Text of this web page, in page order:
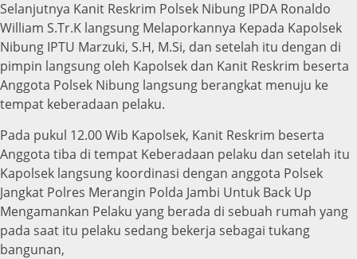
Selanjutnya Kanit Reskrim Polsek Nibung IPDA Ronaldo
William S.Tr.K langsung Melaporkannya Kepada Kapolsek
Nibung IPTU Marzuki, S.H, M.Si, dan setelah itu dengan di
pimpin langsung oleh Kapolsek dan Kanit Reskrim beserta
Anggota Polsek Nibung langsung berangkat menuju ke
tempat keberadaan pelaku.
Pada pukul 12.00 Wib Kapolsek, Kanit Reskrim beserta
Anggota tiba di tempat Keberadaan pelaku dan setelah itu
Kapolsek langsung koordinasi dengan anggota Polsek
Jangkat Polres Merangin Polda Jambi Untuk Back Up
Mengamankan Pelaku yang berada di sebuah rumah yang
pada saat itu pelaku sedang bekerja sebagai tukang
bangunan,